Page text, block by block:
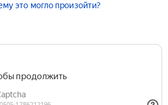
это могло произойти?